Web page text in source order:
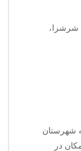
شرشرا،
شهرستان
در